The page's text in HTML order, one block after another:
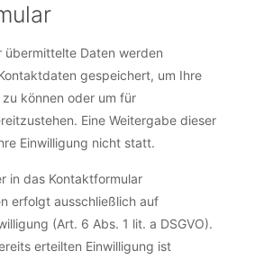
übermittelte Daten werden
gespeichert, um Ihre
können oder um für
Eine Weitergabe dieser
Einwilligung nicht statt.
in das Kontaktformular
erfolgt ausschließlich auf
(Art. 6 Abs. 1 lit. a DSGVO).
erteilten Einwilligung ist